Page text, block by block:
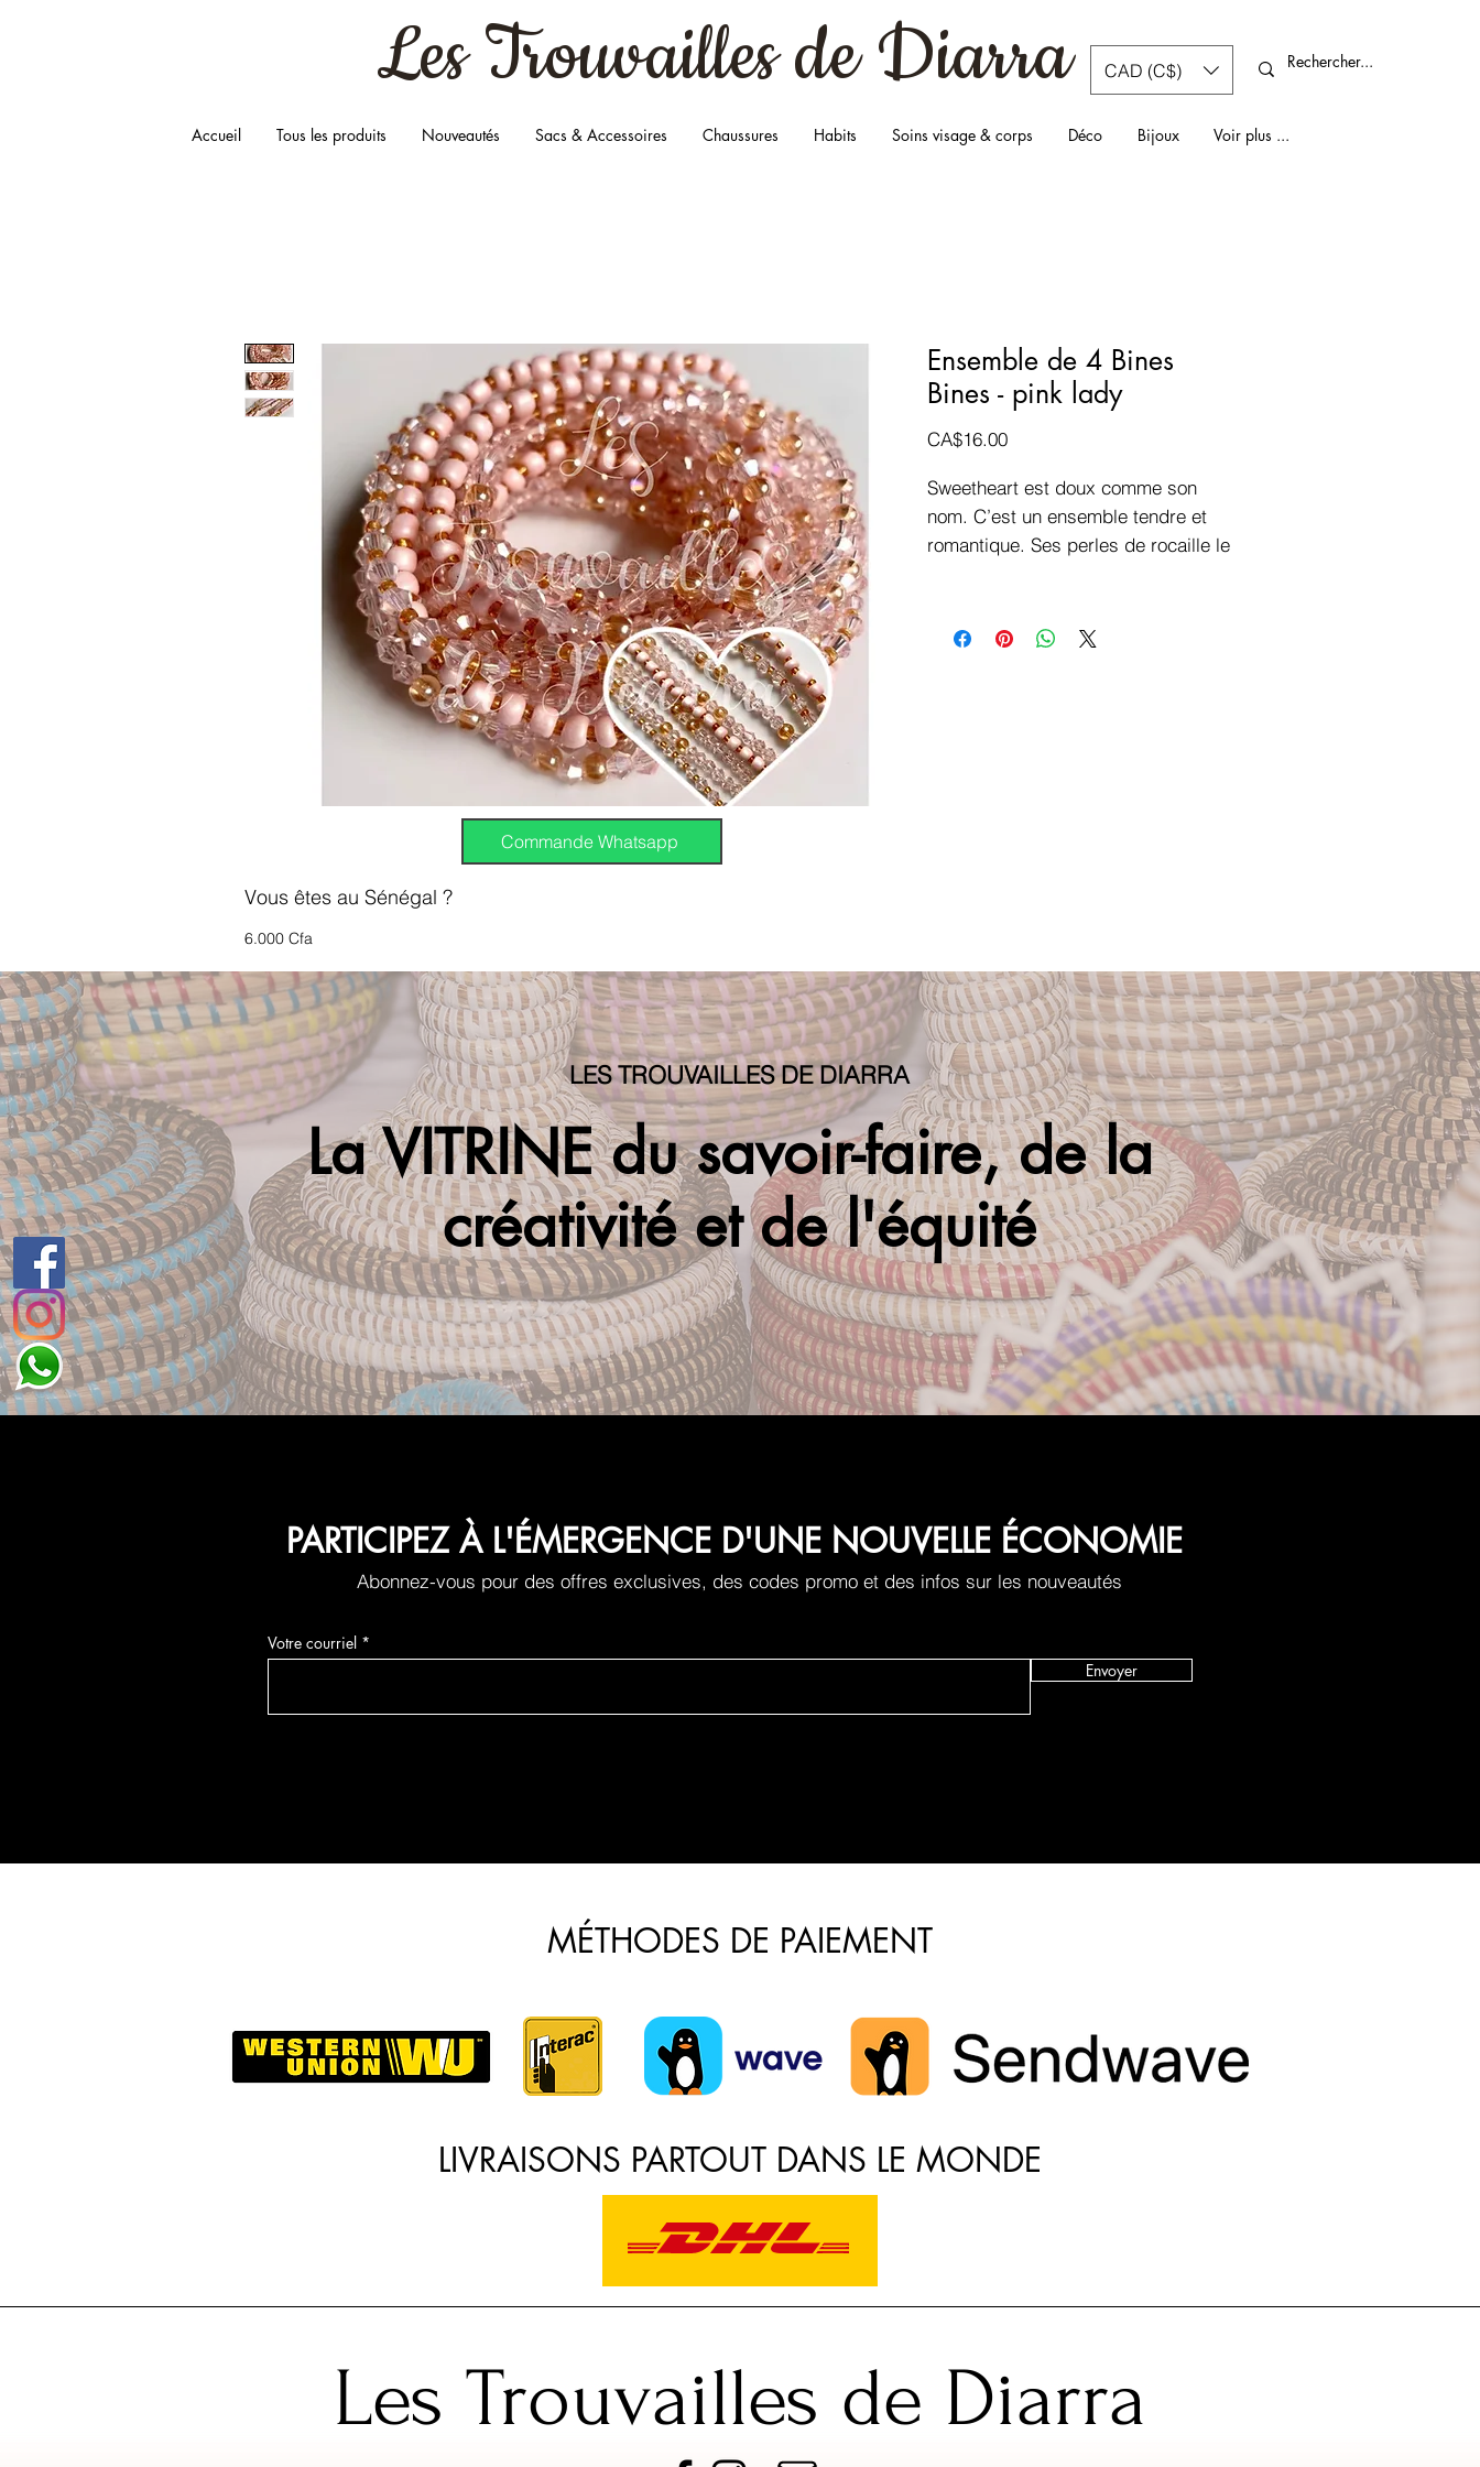
Les Trouvaillesde Diarra CAD (C$)
Accueil Tous les produits Nouveautés Sacs & Accessoires Chaussures Habits Soins visage & corps Déco Bijoux Voir plus ...
Ensemble de 4 Bines
Bines - pink lady
CA$16.00Prix
Sweetheart est doux comme son
nom. C’est un ensemble tendre et
romantique. Ses perles de rocaille le
Vous êtes au Sénégal ?
6.000 Cfa
Commande Whatsapp
LES TROUVAILLES DE DIARRA
La VITRINE du savoir-faire, de la
créativité et de l'équité
PARTICIPEZ À L'ÉMERGENCE D'UNE NOUVELLE ÉCONOMIE
Abonnez-vous pour des offres exclusives, des codes promo et des infos sur les nouveautés
Votre courriel
Envoyer
MÉTHODES DE PAIEMENT
LIVRAISONS PARTOUT DANS LE MONDE
Les Trouvailles de Diarra